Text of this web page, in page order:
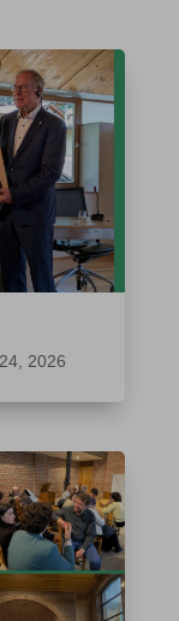
2026